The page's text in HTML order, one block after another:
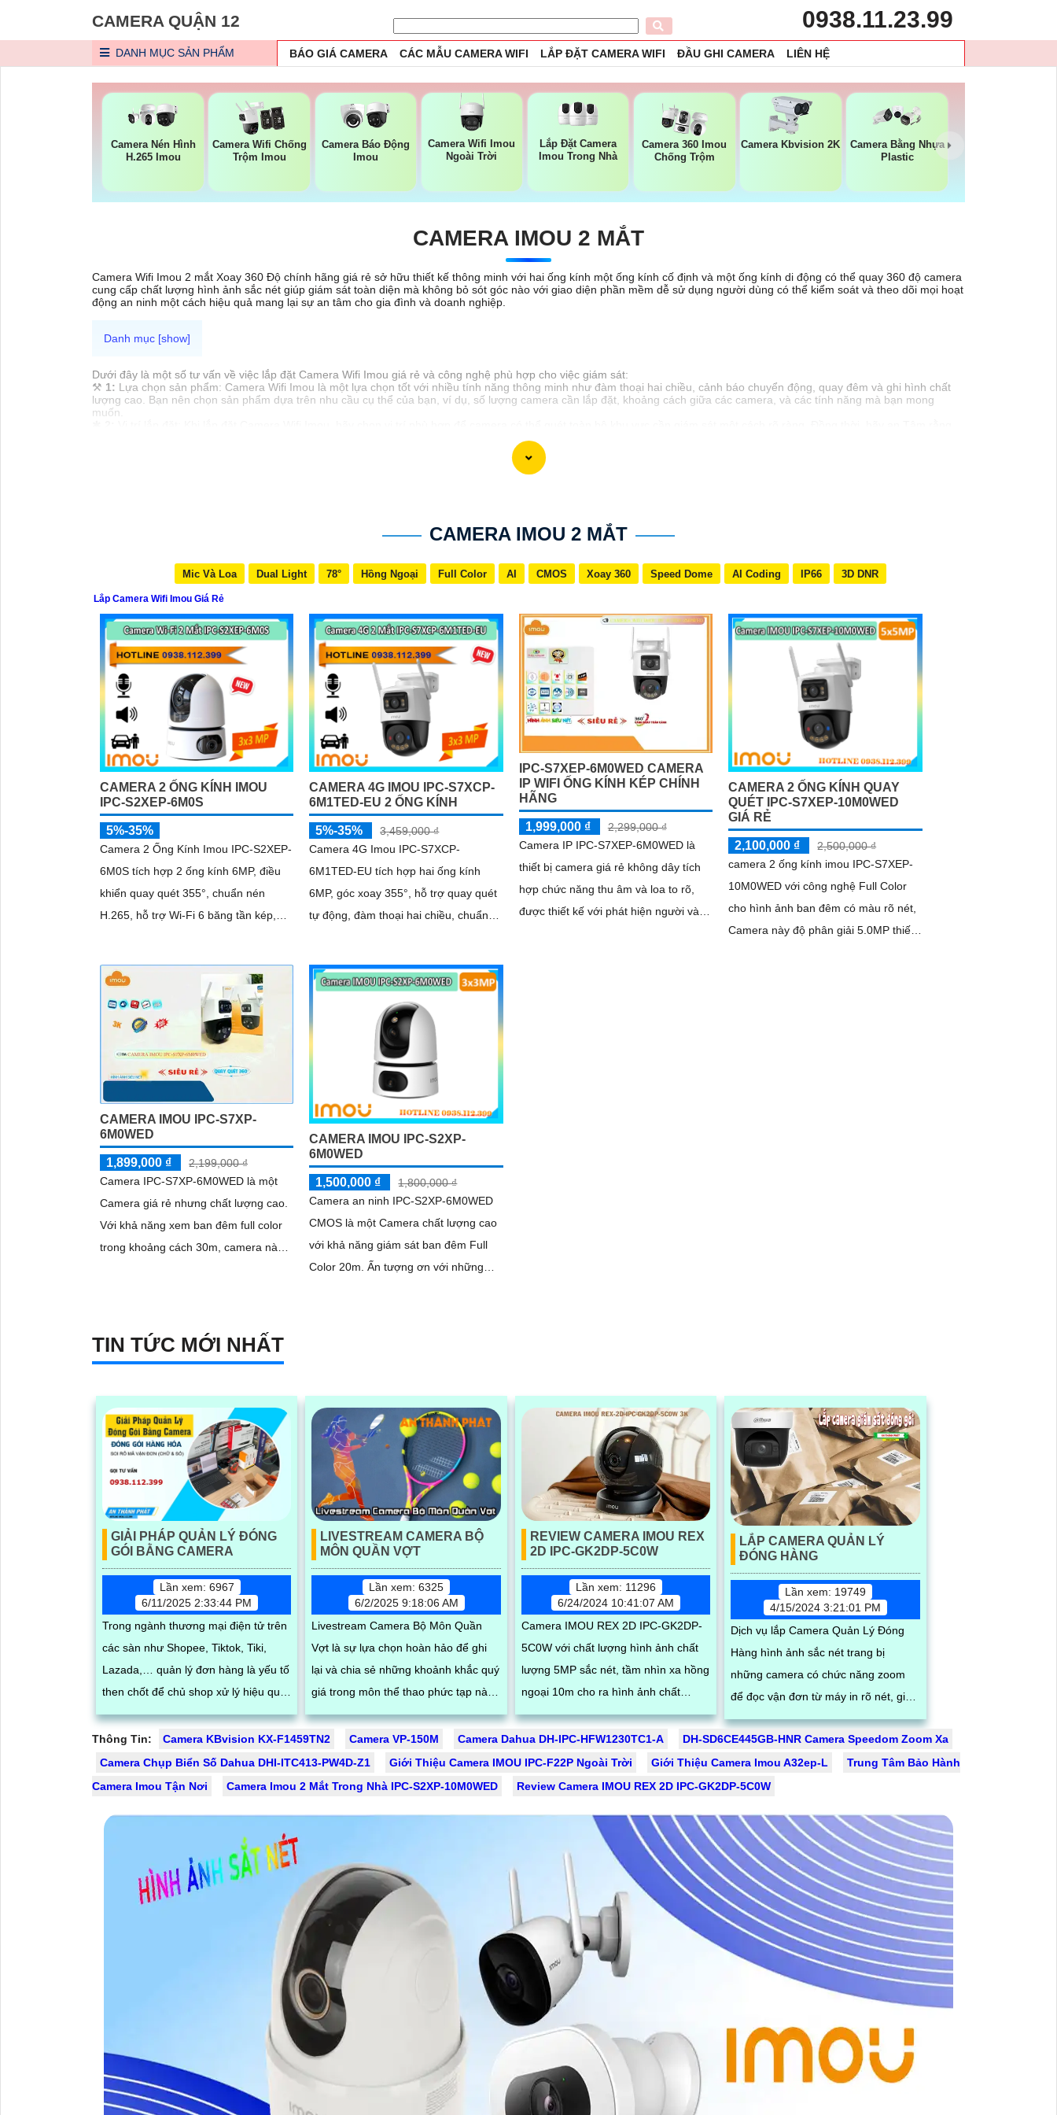
CAMERA QUẬN 12 0938.11.23.99
DANH MỤC SẢN PHẨM BÁO GIÁ CAMERA CÁC MẪU CAMERA WIFI LẮP ĐẶT CAMERA WIFI ĐẦU GHI CAMERA LIÊN HỆ
Camera Nén Hình
H.265 Imou
Camera Wifi Chống
Trộm Imou
Camera Báo Động
Imou
Camera Wifi Imou
Ngoài Trời
Lắp Đặt Camera
Imou Trong Nhà
Camera 360 Imou
Chống Trộm
Camera Kbvision 2K
Camera Bằng Nhựa
Plastic
CAMERA IMOU 2 MẮT
Camera Wifi Imou 2 mắt Xoay 360 Độ chính hãng giá rẻ sở hữu thiết kế thông minh với hai ống kính một ống kính cố định và một ống kính di động có thể quay 360 độ camera
cung cấp chất lượng hình ảnh sắc nét giúp giám sát toàn diện mà không bỏ sót góc nào với giao diện phần mềm dễ sử dụng người dùng có thể kiểm soát và theo dõi mọi hoạt
động an ninh một cách hiệu quả mang lại sự an tâm cho gia đình và doanh nghiệp.
Dưới đây là một số tư vấn về việc lắp đặt Camera Wifi Imou giá rẻ và công nghệ phù hợp cho việc giám sát:
⚒ 1: Lựa chọn sản phẩm: Camera Wifi Imou là một lựa chọn tốt với nhiều tính năng thông minh như đàm thoại hai chiều, cảnh báo chuyển động, quay đêm và ghi hình chất
lượng cao. Bạn nên chọn sản phẩm dựa trên nhu cầu cụ thể của bạn, ví dụ, số lượng camera cần lắp đặt, khoảng cách giữa các camera, và các tính năng mà bạn mong
muốn.
Kết nối mạng: Camera Wifi Imou sử dụng kết nối không dây, vì vậy, khi lắp đặt, hãy an Tâm rằng vùng phủ sóng Wifi đủ lớn và ổn định để camera hoạt động hiệu quả. 🆘
nên cài đặt mật khẩu mạng để bảo vệ an ninh thông tin.
Cài đặt ứng dụng: Sau khi lắp đặt camera, bạn cần tải ứng dụng Imou trên điện thoại để có thể xem và quản lý camera từ xa. Xác định cài đặt cần thiết như cảnh báo
Hy vọng rằng các tư vấn trên sẽ giúp bạn lắp đặt và sử dụng Camera Wifi Imou một cách hiệu quả và tiện lợi.
CAMERA IMOU 2 MẮT
Mic Và Loa Dual Light 78° Hồng Ngoại Full Color AI CMOS Xoay 360 Speed Dome AI Coding IP66 3D DNR
Lắp Camera Wifi Imou Giá Rẻ
CAMERA 2 ỐNG KÍNH IMOU
IPC-S2XEP-6M0S
5%-35%
Camera 2 Ống Kính Imou IPC-S2XEP-
6M0S tích hợp 2 ống kính 6MP, điều
khiển quay quét 355°, chuẩn nén
H.265, hỗ trợ Wi-Fi 6 băng tần kép,
và cảnh báo bằng còi và đèn tùy
chỉnh, lưu trữ đến 512GB
CAMERA 4G IMOU IPC-S7XCP-
6M1TED-EU 2 ỐNG KÍNH
5%-35%
3,459,000 ₫
Camera 4G Imou IPC-S7XCP-
6M1TED-EU tích hợp hai ống kính
6MP, góc xoay 355°, hỗ trợ quay quét
tự động, đàm thoại hai chiều, chuẩn
còi 110dB
IPC-S7XEP-6M0WED CAMERA
IP WIFI ỐNG KÍNH KÉP CHÍNH
HÃNG
1,999,000 ₫
2,299,000 ₫
Camera IP IPC-S7XEP-6M0WED là
thiết bị camera giá rẻ không dây tích
hợp chức năng thu âm và loa to rõ,
được thiết kế với phát hiện người và
CAMERA 2 ỐNG KÍNH QUAY
QUÉT IPC-S7XEP-10M0WED
GIÁ RẺ
2,100,000 ₫
2,500,000 ₫
camera 2 ống kính imou IPC-S7XEP-
10M0WED với công nghệ Full Color
cho hình ảnh ban đêm có màu rõ nét,
Camera này độ phân giải 5.0MP thiết
CAMERA IMOU IPC-S7XP-
6M0WED
1,899,000 ₫
2,199,000 ₫
Camera IPC-S7XP-6M0WED là một
Camera giá rẻ nhưng chất lượng cao.
Với khả năng xem ban đêm full color
trong khoảng cách 30m, camera này
CAMERA IMOU IPC-S2XP-
6M0WED
1,500,000 ₫
1,800,000 ₫
Camera an ninh IPC-S2XP-6M0WED
CMOS là một Camera chất lượng cao
với khả năng giám sát ban đêm Full
Color 20m. Ấn tượng ơn với những
TIN TỨC MỚI NHẤT
GIẢI PHÁP QUẢN LÝ ĐÓNG
GÓI BẰNG CAMERA
Lần xem: 6967
6/11/2025 2:33:44 PM
Trong ngành thương mại điện tử trên
các sàn như Shopee, Tiktok, Tiki,
Lazada,… quản lý đơn hàng là yếu tố
then chốt để chủ shop xử lý hiệu quả
mọi vấn đề phát sinh. An Thành Phát
giới thiệu giải pháp quản lý đóng
hàng bằng phần mềm trên máy tính
kết hợp camera soi mã vận đơn,
trong quy trình quản lý
LIVESTREAM CAMERA BỘ
MÔN QUẦN VỢT
Lần xem: 6325
6/2/2025 9:18:06 AM
Livestream Camera Bộ Môn Quần
Vợt là sự lựa chọn hoàn hảo để ghi
lại và chia sẻ những khoảnh khắc quý
giá trong môn thể thao phức tạp này.
Với chất lượng hình ảnh sắc nét và
khả năng truyền tải trực tiếp, camera
này giúp bạn dễ dàng theo dõi và ghi
lại các trận đấu quần vợt để giữ lại
REVIEW CAMERA IMOU REX
2D IPC-GK2DP-5C0W
Lần xem: 11296
6/24/2024 10:41:07 AM
Camera IMOU REX 2D IPC-GK2DP-
5C0W với chất lượng hình ảnh chất
lượng 5MP sắc nét, tầm nhìn xa hồng
ngoại 10m cho ra hình ảnh chất
lượng trong điều kiện ánh sáng yếu.
Một trong...
LẮP CAMERA QUẢN LÝ
ĐÓNG HÀNG
Lần xem: 19749
4/15/2024 3:21:01 PM
Dịch vụ lắp Camera Quản Lý Đóng
Hàng hình ảnh sắc nét trang bị
những camera có chức năng zoom
để đọc vận đơn từ máy in rõ nét, giải
pháp hiện đại cho doanh nghiệp vận
chuyển quản...
Thông Tin: Camera KBvision KX-F1459TN2 Camera VP-150M Camera Dahua DH-IPC-HFW1230TC1-A
DH-SD6CE445GB-HNR Camera Speedom Zoom Xa
Camera Chụp Biển Số Dahua DHI-ITC413-PW4D-Z1
Giới Thiệu Camera IMOU IPC-F22P Ngoài Trời Giới Thiệu Camera Imou A32ep-L
Trung Tâm Bảo Hành
Camera Imou Tận Nơi
Camera Imou 2 Mắt Trong Nhà IPC-S2XP-10M0WED Review Camera IMOU REX 2D IPC-GK2DP-5C0W